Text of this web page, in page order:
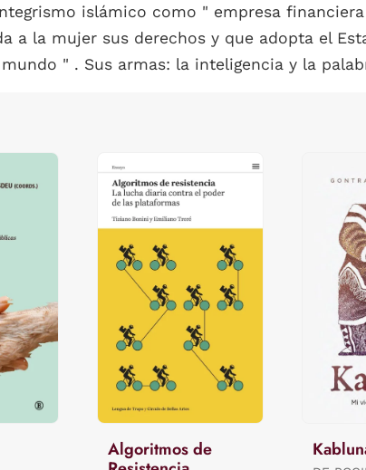
islámico como " empresa
a la mujer sus derechos y que adopta el
" . Sus armas: la inteligencia y la
Algoritmos de